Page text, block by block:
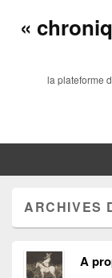
«
la plateforme
ARCHIVES
A